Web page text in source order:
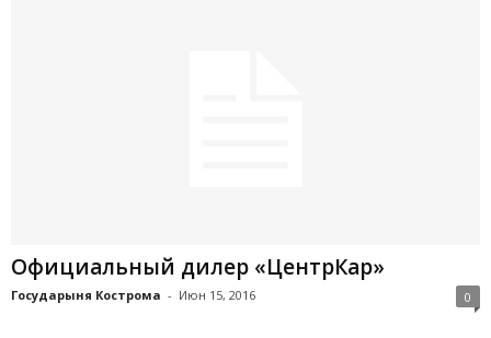
Официальный дилер «ЦентрКар»
Государыня Кострома - Июн 15, 2016 0